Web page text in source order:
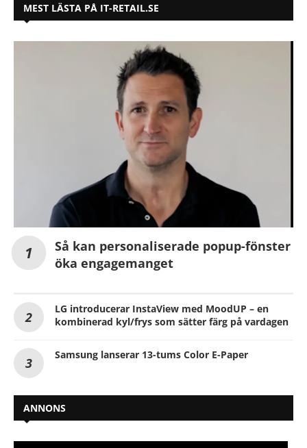
MEST LÄSTA PÅ IT-RETAIL.SE
Så kan personaliserade popup-fönster
öka engagemanget
LG introducerar InstaView med MoodUP – en
kombinerad kyl/frys som sätter färg på vardagen
Samsung lanserar 13-tums Color E-Paper
ANNONS